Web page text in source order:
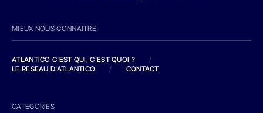
MIEUX NOUS CONNAITRE
ATLANTICO C'EST QUI, C'EST QUOI ?
/
LE RESEAU D'ATLANTICO
/ CONTACT
CATEGORIES